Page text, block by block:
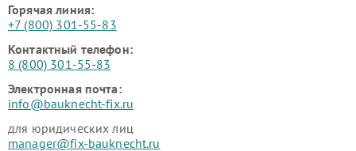
Горячая линия:
+7 (800) 301-55-83
Контактный телефон:
8 (800) 301-55-83
Электронная почта:
info@bauknecht-fix.ru
для юридических лиц
manager@fix-bauknecht.ru